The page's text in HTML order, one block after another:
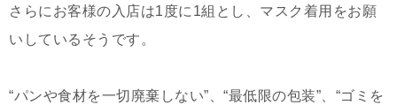
さらにお客様の入店は1度に1組とし、マスク着用をお願
いしているそうです。
“パンや食材を一切廃棄しない”、“最低限の包装”、“ゴミを